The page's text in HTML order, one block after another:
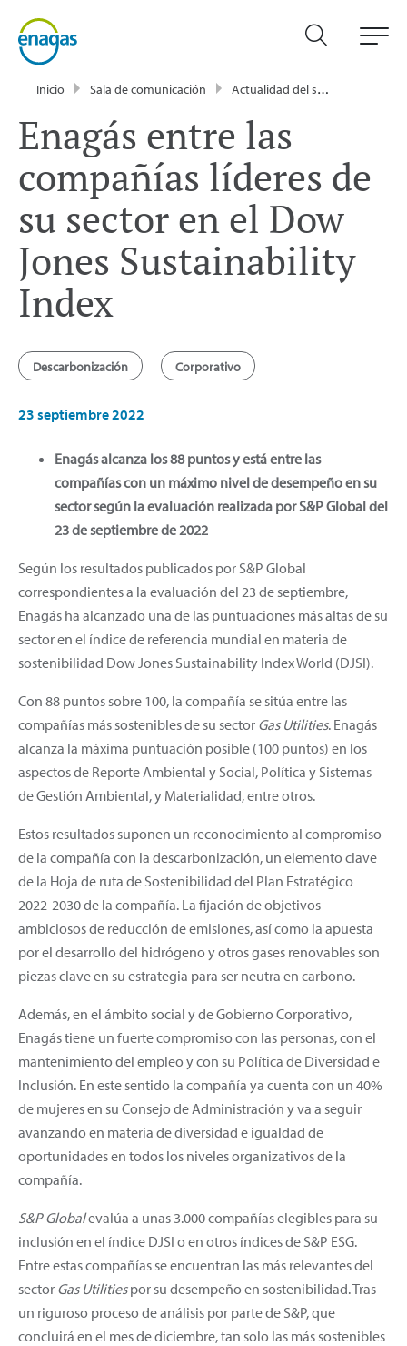
Inicio Sala de comunicación Actualidad del sector energético - Enagás
Enagás entre las
compañías líderes de
su sector en el Dow
Jones Sustainability
Index
Descarbonización Corporativo
23 septiembre 2022
Enagás alcanza los 88 puntos y está entre las
compañías con un máximo nivel de desempeño en su
sector según la evaluación realizada por S&P Global del
23 de septiembre de 2022
Según los resultados publicados por S&P Global
correspondientes a la evaluación del 23 de septiembre,
Enagás ha alcanzado una de las puntuaciones más altas de su
sector en el índice de referencia mundial en materia de
sostenibilidad Dow Jones Sustainability Index World (DJSI).
Con 88 puntos sobre 100, la compañía se sitúa entre las
compañías más sostenibles de su sector Gas Utilities. Enagás
alcanza la máxima puntuación posible (100 puntos) en los
aspectos de Reporte Ambiental y Social, Política y Sistemas
de Gestión Ambiental, y Materialidad, entre otros.
Estos resultados suponen un reconocimiento al compromiso
de la compañía con la descarbonización, un elemento clave
de la Hoja de ruta de Sostenibilidad del Plan Estratégico
2022-2030 de la compañía. La fijación de objetivos
ambiciosos de reducción de emisiones, así como la apuesta
por el desarrollo del hidrógeno y otros gases renovables son
piezas clave en su estrategia para ser neutra en carbono.
Además, en el ámbito social y de Gobierno Corporativo,
Enagás tiene un fuerte compromiso con las personas, con el
mantenimiento del empleo y con su Política de Diversidad e
Inclusión. En este sentido la compañía ya cuenta con un 40%
de mujeres en su Consejo de Administración y va a seguir
avanzando en materia de diversidad e igualdad de
oportunidades en todos los niveles organizativos de la
compañía.
S&P Globalevalúa a unas 3.000 compañías elegibles para su
inclusión en el índice DJSI o en otros índices de S&P ESG.
Entre estas compañías se encuentran las más relevantes del
sector Gas Utilitiespor su desempeño en sostenibilidad. Tras
un riguroso proceso de análisis por parte de S&P, que
concluirá en el mes de diciembre, tan solo las más sostenibles